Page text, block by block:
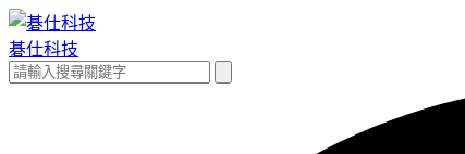
跳
至
主
碁仕科技
搜